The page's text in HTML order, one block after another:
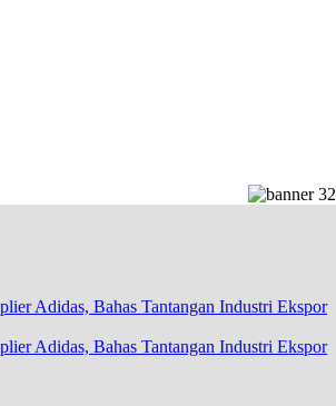
Adidas, Bahas Tantangan Industri Ekspor